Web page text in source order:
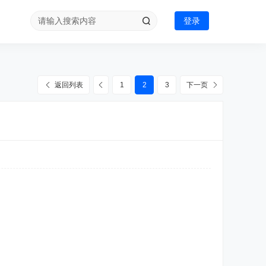
登录
1 2 3 下一页
返回列表